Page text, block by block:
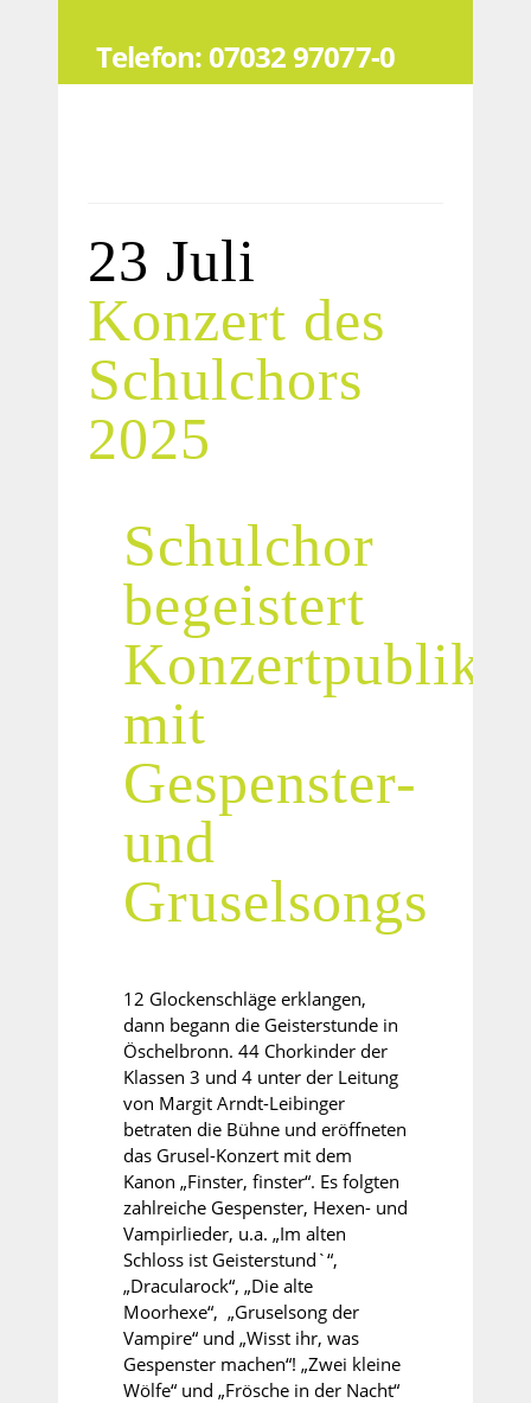
Telefon: 07032 97077-0
23 Juli
Konzert des
Schulchors
2025
Schulchor
begeistert
mit
Gespenster-
und
Gruselsongs
12 Glockenschläge erklangen,
dann begann die Geisterstunde in
Öschelbronn. 44 Chorkinder der
Klassen 3 und 4 unter der Leitung
von Margit Arndt-Leibinger
betraten die Bühne und eröffneten
das Grusel-Konzert mit dem
Kanon „Finster, finster“. Es folgten
zahlreiche Gespenster, Hexen- und
Vampirlieder, u.a. „Im alten
Schloss ist Geisterstund`“,
„Dracularock“, „Die alte
Moorhexe“, „Gruselsong der
Vampire“ und „Wisst ihr, was
Gespenster machen“! „Zwei kleine
Wölfe“ und „Frösche in der Nacht“